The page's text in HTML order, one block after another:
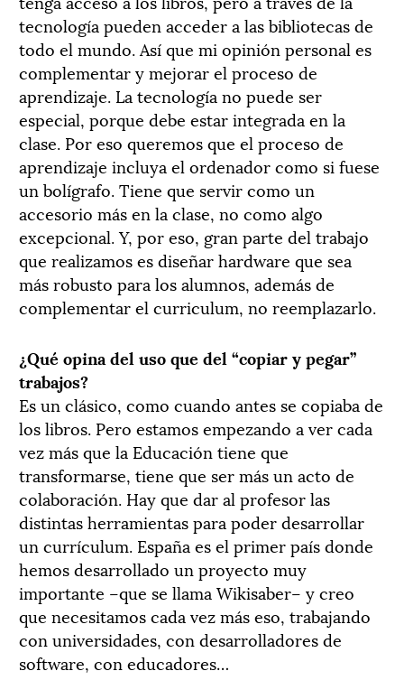
tecnología pueden acceder a las bibliotecas de
todo el mundo. Así que mi opinión personal es
complementar y mejorar el proceso de
aprendizaje. La tecnología no puede ser
especial, porque debe estar integrada en la
clase. Por eso queremos que el proceso de
aprendizaje incluya el ordenador como si fuese
un bolígrafo. Tiene que servir como un
accesorio más en la clase, no como algo
excepcional. Y, por eso, gran parte del trabajo
que realizamos es diseñar hardware que sea
más robusto para los alumnos, además de
complementar el curriculum, no reemplazarlo.
¿Qué opina del uso que del “copiar y pegar”
trabajos?
Es un clásico, como cuando antes se copiaba de
los libros. Pero estamos empezando a ver cada
vez más que la Educación tiene que
transformarse, tiene que ser más un acto de
colaboración. Hay que dar al profesor las
distintas herramientas para poder desarrollar
un currículum. España es el primer país donde
hemos desarrollado un proyecto muy
importante –que se llama Wikisaber– y creo
que necesitamos cada vez más eso, trabajando
con universidades, con desarrolladores de
software, con educadores…